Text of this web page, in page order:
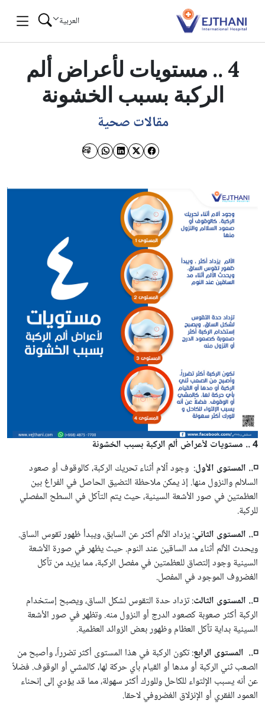
العربية
4 .. مستويات لأعراض ألم
الركبة بسبب الخشونة
مقالات صحية
4 .. مستويات لأعراض ألم الركبة بسبب الخشونة
◽.. المستوى الأول: وجود آلام أثناء تحريك الركبة، كالوقوف أو صعود
السلالم والنزول منها. إذ يمكن ملاحظة التضيق الحاصل في الفراغ بين
العظمتين في صور الأشعة السينية، حيث يتم التآكل في السطح المفصلي
للركبة.
◽.. المستوى الثاني: يزداد الألم أكثر عن السابق، ويبدأ ظهور تقوس الساق.
ويحدث الألم أثناء مد الساقين عند النوم. حيث يظهر في صورة الأشعة
السينية وجود إلتصاق للعظمتين في مفصل الركبة، مما يزيد من تآكل
الغضروف الموجود في المفصل.
◽.. المستوى الثالث: تزداد حدة التقوس لشكل الساق، ويصبح إستخدام
الركبة أكثر صعوبة كصعود الدرج أو النزول منه. وتظهر في صور الأشعة
السينية بداية تآكل العظام وظهور بعض الزوائد العظمية.
◽.. المستوى الرابع: تكون الركبة في هذا المستوى أكثر تضرراً، وأصبح من
الصعب ثني الركبة أو مدها أو القيام بأي حركة لها، كالمشي أو الوقوف. فضلاً
عن أنه يسبب الإلتواء للكاحل وللورك أكثر سهولة، مما قد يؤدي إلى إنحناء
العمود الفقري أو الإنزلاق الغضروفي لاحقا.